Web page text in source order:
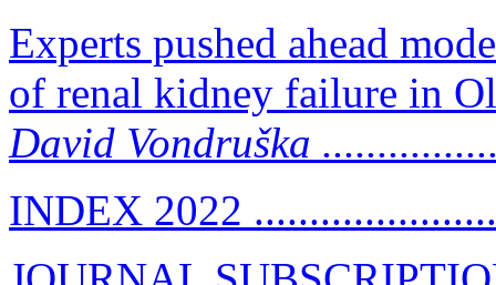
Experts pushed ahead
of renal kidney failure in
David Vondruška
INDEX 2022